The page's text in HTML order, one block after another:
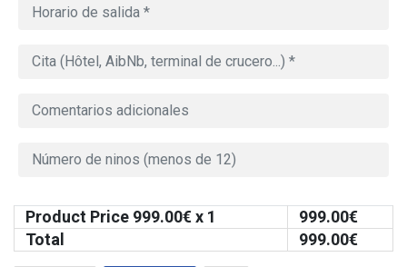
Product Price 999.00€ x 1 999.00€
Total
999.00€